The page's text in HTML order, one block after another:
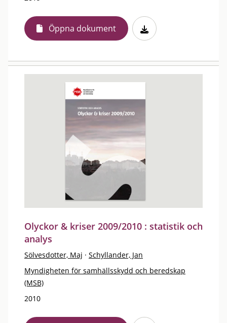
Öppna dokument
Olyckor & kriser 2009/2010 : statistik och
analys
Sölvesdotter, Maj · Schyllander, Jan
Myndigheten för samhällsskydd och beredskap
(MSB)
2010